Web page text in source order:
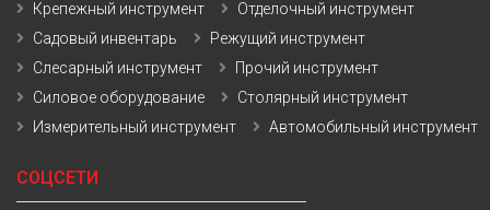
Крепежный инструмент
Отделочный инструмент
Садовый инвентарь
Режущий инструмент
Слесарный инструмент
Прочий инструмент
Силовое оборудование
Столярный инструмент
Измерительный инструмент
Автомобильный инструмент
СОЦСЕТИ